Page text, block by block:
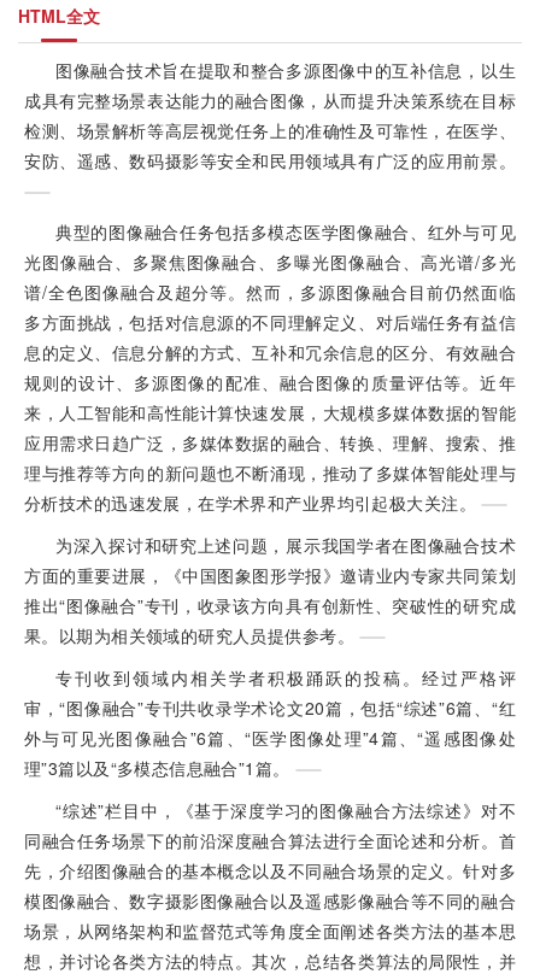
HTML全文
图像融合技术旨在提取和整合多源图像中的互补信息，以生
成具有完整场景表达能力的融合图像，从而提升决策系统在目标
检测、场景解析等高层视觉任务上的准确性及可靠性，在医学、
安防、遥感、数码摄影等安全和民用领域具有广泛的应用前景。
典型的图像融合任务包括多模态医学图像融合、红外与可见
光图像融合、多聚焦图像融合、多曝光图像融合、高光谱/多光
谱/全色图像融合及超分等。然而，多源图像融合目前仍然面临
多方面挑战，包括对信息源的不同理解定义、对后端任务有益信
息的定义、信息分解的方式、互补和冗余信息的区分、有效融合
规则的设计、多源图像的配准、融合图像的质量评估等。近年
来，人工智能和高性能计算快速发展，大规模多媒体数据的智能
应用需求日趋广泛，多媒体数据的融合、转换、理解、搜索、推
理与推荐等方向的新问题也不断涌现，推动了多媒体智能处理与
分析技术的迅速发展，在学术界和产业界均引起极大关注。
为深入探讨和研究上述问题，展示我国学者在图像融合技术
方面的重要进展，《中国图象图形学报》邀请业内专家共同策划
推出“图像融合”专刊，收录该方向具有创新性、突破性的研究成
果。以期为相关领域的研究人员提供参考。
专刊收到领域内相关学者积极踊跃的投稿。经过严格评
审，“图像融合”专刊共收录学术论文20篇，包括“综述”6篇、“红
外与可见光图像融合”6篇、“医学图像处理”4篇、“遥感图像处
理”3篇以及“多模态信息融合”1篇。
“综述”栏目中，《基于深度学习的图像融合方法综述》对不
同融合任务场景下的前沿深度融合算法进行全面论述和分析。首
先，介绍图像融合的基本概念以及不同融合场景的定义。针对多
模图像融合、数字摄影图像融合以及遥感影像融合等不同的融合
场景，从网络架构和监督范式等角度全面阐述各类方法的基本思
想，并讨论各类方法的特点。其次，总结各类算法的局限性，并